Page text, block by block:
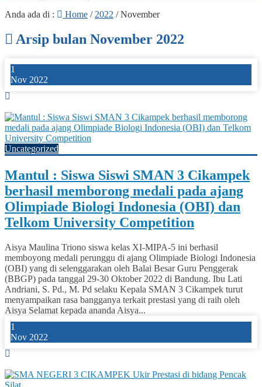
Anda ada di :
Home / 2022 /November
Arsip bulan November 2022
1
Nov 2022
Uncategorized
Mantul : Siswa Siswi SMAN 3 Cikampek
berhasil memborong medali pada ajang
Olimpiade Biologi Indonesia (OBI) dan
Telkom University Competition
Aisya Maulina Triono siswa kelas XI-MIPA-5 ini berhasil
memboyong medali perunggu di ajang Olimpiade Biologi Indonesia
(OBI) yang di selenggarakan oleh Balai Besar Guru Penggerak
(BBGP) pada tanggal 29-30 Oktober 2022 di Bandung. Ibu Lati
Andriani, S. Pd., M. Pd selaku Kepala SMAN 3 Cikampek turut
menyampaikan rasa bangganya terkait prestasi yang di raih oleh
Aisya Selamat kepada ananda Aisya...
1
Nov 2022